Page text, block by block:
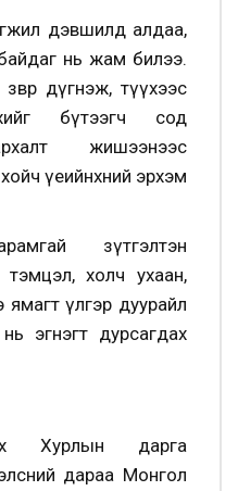
дэвшилд алдаа,
нь жам билээ.
дүгнэж, түүхээс
бүтээгч сод
жишээнээс
үеийнхний эрхэм
зүтгэлтэн
тэмцэл, холч ухаан,
ямагт үлгэр дуурайл
эгнэгт дурсагдах
Хурлын дарга
дараа Монгол